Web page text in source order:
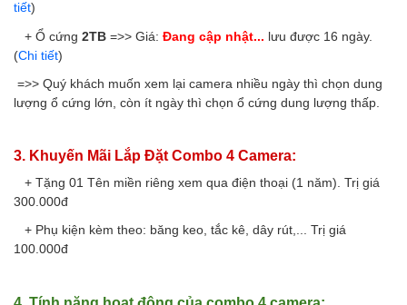
tiết)
+ Ổ cứng 2TB =>> Giá: Đang cập nhật...
(Chi tiết)
lượng ổ cứng lớn, còn ít ngày thì chọn ổ cứng dung lượng thấp.
3. Khuyến Mãi Lắp Đặt Combo 4 Camera:
+ Tặng 01 Tên miền riêng xem qua điện thoại (1 năm). Trị giá
300.000đ
+ Phụ kiện kèm theo: băng keo, tắc kê, dây rút,... Trị giá
100.000đ